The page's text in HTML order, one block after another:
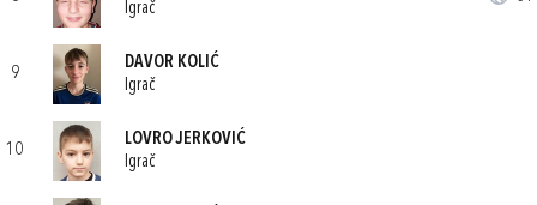
Igrač
9
DAVOR KOLIĆ
Igrač
10
LOVRO JERKOVIĆ
Igrač